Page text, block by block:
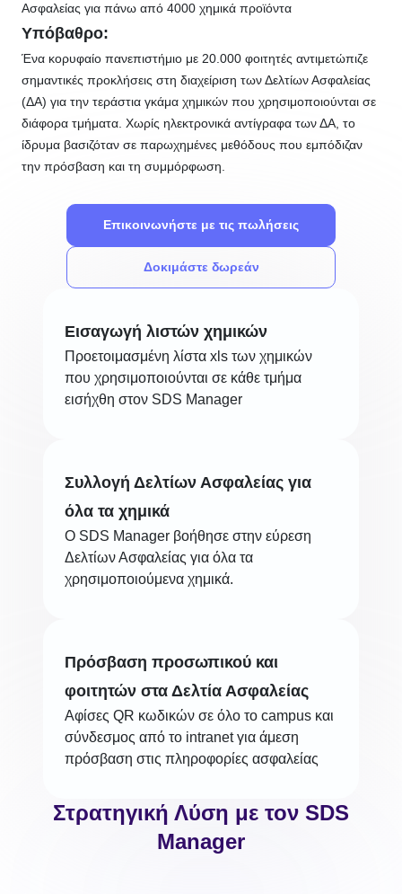
Ασφαλείας για πάνω από 4000 χημικά προϊόντα
Υπόβαθρο:
Ένα κορυφαίο πανεπιστήμιο με 20.000 φοιτητές αντιμετώπιζε
σημαντικές προκλήσεις στη διαχείριση των Δελτίων Ασφαλείας
(ΔΑ) για την τεράστια γκάμα χημικών που χρησιμοποιούνται σε
διάφορα τμήματα. Χωρίς ηλεκτρονικά αντίγραφα των ΔΑ, το
ίδρυμα βασιζόταν σε παρωχημένες μεθόδους που εμπόδιζαν
την πρόσβαση και τη συμμόρφωση.
Επικοινωνήστε με τις πωλήσεις
Δοκιμάστε δωρεάν
Εισαγωγή λιστών χημικών
Προετοιμασμένη λίστα xls των χημικών
που χρησιμοποιούνται σε κάθε τμήμα
εισήχθη στον SDS Manager
Συλλογή Δελτίων Ασφαλείας για
όλα τα χημικά
Ο SDS Manager βοήθησε στην εύρεση
Δελτίων Ασφαλείας για όλα τα
χρησιμοποιούμενα χημικά.
Πρόσβαση προσωπικού και
φοιτητών στα Δελτία Ασφαλείας
Αφίσες QR κωδικών σε όλο το campus και
σύνδεσμος από το intranet για άμεση
πρόσβαση στις πληροφορίες ασφαλείας
Στρατηγική Λύση με τον SDS
Manager